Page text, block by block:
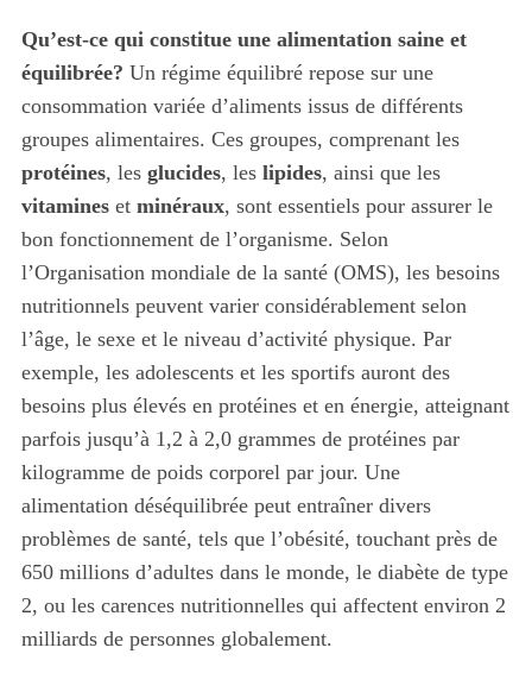
Qu’est-ce qui constitue une alimentation saine et
équilibrée? Un régime équilibré repose sur une
consommation variée d’aliments issus de différents
groupes alimentaires. Ces groupes, comprenant les
protéines, les glucides, les lipides, ainsi que les
vitamineset minéraux, sont essentiels pour assurer le
bon fonctionnement de l’organisme. Selon
l’Organisation mondiale de la santé (OMS), les besoins
nutritionnels peuvent varier considérablement selon
l’âge, le sexe et le niveau d’activité physique. Par
exemple, les adolescents et les sportifs auront des
besoins plus élevés en protéines et en énergie, atteignant
parfois jusqu’à 1,2 à 2,0 grammes de protéines par
kilogramme de poids corporel par jour. Une
alimentation déséquilibrée peut entraîner divers
problèmes de santé, tels que l’obésité, touchant près de
650 millions d’adultes dans le monde, le diabète de type
2, ou les carences nutritionnelles qui affectent environ 2
milliards de personnes globalement.